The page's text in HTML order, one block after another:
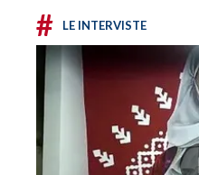
# LE INTERVISTE